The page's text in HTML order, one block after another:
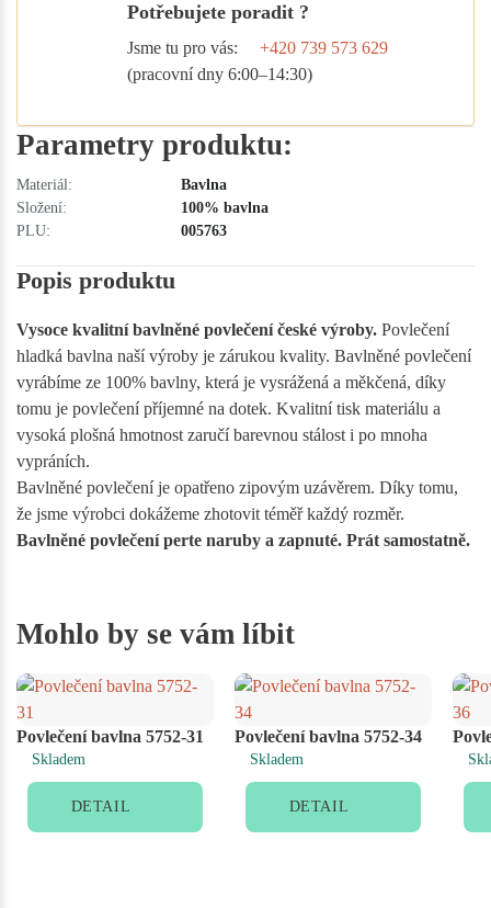
Potřebujete poradit ?
Jsme tu pro vás:
+420 739 573 629
(pracovní dny 6:00–14:30)
Parametry produktu:
Materiál:
Bavlna
Složení:
100% bavlna
PLU:
005763
Popis produktu
Vysoce kvalitní bavlněné povlečení české výroby. Povlečení
hladká bavlna naší výroby je zárukou kvality. Bavlněné povlečení
vyrábíme ze 100% bavlny, která je vysrážená a měkčená, díky
tomu je povlečení příjemné na dotek. Kvalitní tisk materiálu a
vysoká plošná hmotnost zaručí barevnou stálost i po mnoha
vypráních.
Bavlněné povlečení je opatřeno zipovým uzávěrem. Díky tomu,
že jsme výrobci dokážeme zhotovit téměř každý rozměr.
Bavlněné povlečení perte naruby a zapnuté. Prát samostatně.
Mohlo by se vám líbit
Povlečení bavlna 5752-31
Skladem
DETAIL
Povlečení bavlna 5752-34
Skladem
DETAIL